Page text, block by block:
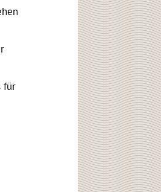
für